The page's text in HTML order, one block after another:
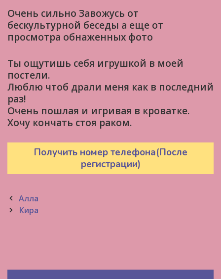
Очень сильно Завожусь от
бескультурной беседы а еще от
просмотра обнаженных фото
Ты ощутишь себя игрушкой в моей
постели.
Люблю чтоб драли меня как в последний
раз!
Очень пошлая и игривая в кроватке.
Хочу кончать стоя раком.
Получить номер телефона(После
регистрации)
Post
navigation
Алла
Кира